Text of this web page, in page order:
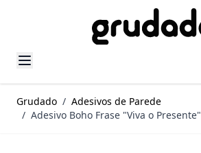
Grudado / Adesivos de Parede
/ Adesivo Boho Frase "Viva o Presente"